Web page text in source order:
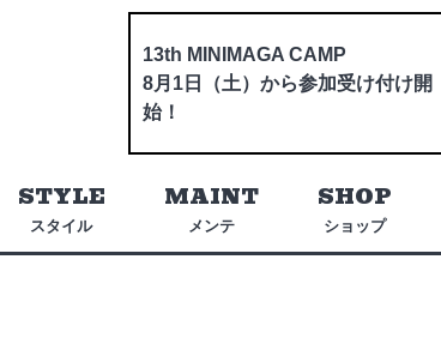
13th MINIMAGA CAMP
8月1日（土）から参加受け付け開
始！
スタイル
STYLE
メンテ
MAINT
ショップ
SHOP